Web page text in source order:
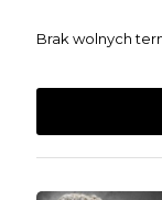
Brak wolnych